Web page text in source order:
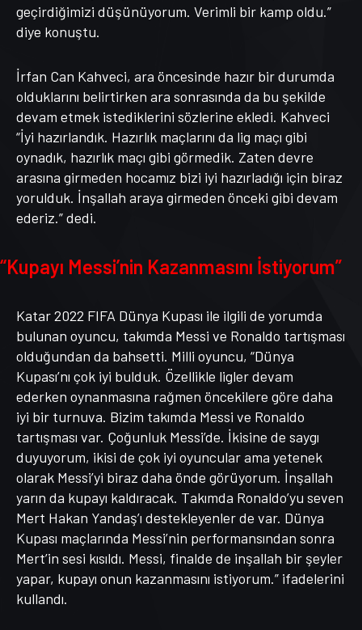
geçirdiğimizi düşünüyorum. Verimli bir kamp oldu.”
diye konuştu.
İrfan Can Kahveci, ara öncesinde hazır bir durumda
olduklarını belirtirken ara sonrasında da bu şekilde
devam etmek istediklerini sözlerine ekledi. Kahveci
“İyi hazırlandık. Hazırlık maçlarını da lig maçı gibi
oynadık, hazırlık maçı gibi görmedik. Zaten devre
arasına girmeden hocamız bizi iyi hazırladığı için biraz
yorulduk. İnşallah araya girmeden önceki gibi devam
ederiz.” dedi.
“Kupayı Messi’nin Kazanmasını İstiyorum”
Katar 2022 FIFA Dünya Kupası ile ilgili de yorumda
bulunan oyuncu, takımda Messi ve Ronaldo tartışması
olduğundan da bahsetti. Milli oyuncu, “Dünya
Kupası’nı çok iyi bulduk. Özellikle ligler devam
ederken oynanmasına rağmen öncekilere göre daha
iyi bir turnuva. Bizim takımda Messi ve Ronaldo
tartışması var. Çoğunluk Messi’de. İkisine de saygı
duyuyorum, ikisi de çok iyi oyuncular ama yetenek
olarak Messi’yi biraz daha önde görüyorum. İnşallah
yarın da kupayı kaldıracak. Takımda Ronaldo’yu seven
Mert Hakan Yandaş’ı destekleyenler de var. Dünya
Kupası maçlarında Messi’nin performansından sonra
Mert’in sesi kısıldı. Messi, finalde de inşallah bir şeyler
yapar, kupayı onun kazanmasını istiyorum.” ifadelerini
kullandı.